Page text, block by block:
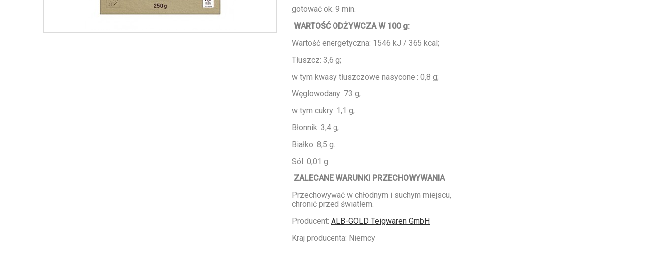
gotować ok. 9 min.
WARTOŚĆ ODŻYWCZA W 100 g:
Wartość energetyczna: 1546 kJ / 365 kcal;
Tłuszcz: 3,6 g;
w tym kwasy tłuszczowe nasycone : 0,8 g;
Węglowodany: 73 g;
w tym cukry: 1,1 g;
Błonnik: 3,4 g;
Białko: 8,5 g;
Sól: 0,01 g
ZALECANE WARUNKI PRZECHOWYWANIA
Przechowywać w chłodnym i suchym miejscu,
chronić przed światłem.
Producent: ALB-GOLD Teigwaren GmbH
Kraj producenta: Niemcy